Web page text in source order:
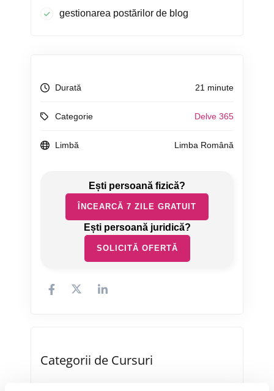
gestionarea postărilor de blog
Durată 21 minute
Categorie Delve 365
Limbă Limba Română
ÎNCEARCĂ 7 ZILE GRATUIT
SOLICITĂ OFERTĂ
Categorii de Cursuri